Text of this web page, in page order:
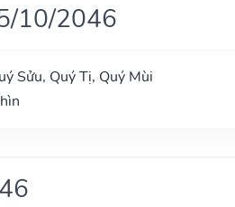
10/2046
Sửu, Quý Tị, Quý Mùi